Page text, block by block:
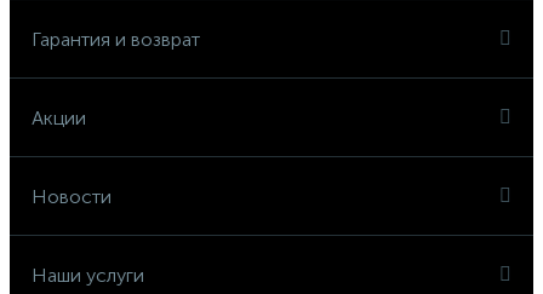
Гарантия и возврат
Акции
Новости
Наши услуги